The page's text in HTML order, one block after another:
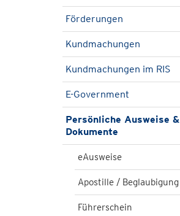
Förderungen
Kundmachungen
Kundmachungen im RIS
E-Government
Persönliche Ausweise &
Dokumente
eAusweise
Apostille / Beglaubigung
Führerschein